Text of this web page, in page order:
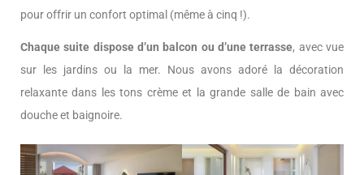
pour offrir un confort optimal (même à cinq !).
Chaque suite dispose d’un balcon ou d’une terrasse, avec vue
sur les jardins ou la mer. Nous avons adoré la décoration
relaxante dans les tons crème et la grande salle de bain avec
douche et baignoire.